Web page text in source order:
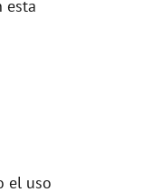
esta
el uso